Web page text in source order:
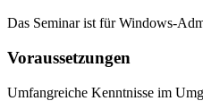
Das Seminar ist für Windows-
Voraussetzungen
Umfangreiche Kenntnisse im